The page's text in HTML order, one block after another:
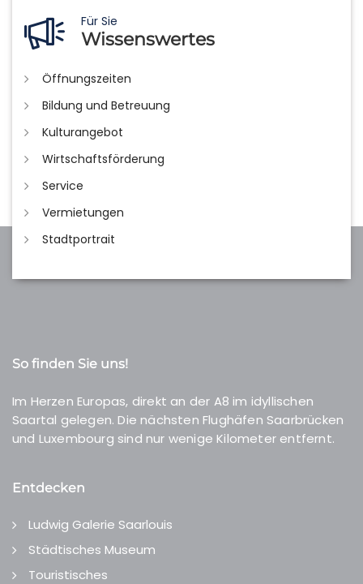
Für Sie
Wissenswertes
Öffnungszeiten
Bildung und Betreuung
Kulturangebot
Wirtschaftsförderung
Service
Vermietungen
Stadtportrait
So finden Sie uns!
Im Herzen Europas, direkt an der A8 im idyllischen
Saartal gelegen. Die nächsten Flughäfen Saarbrücken
und Luxembourg sind nur wenige Kilometer entfernt.
Entdecken
Ludwig Galerie Saarlouis
Städtisches Museum
Touristisches